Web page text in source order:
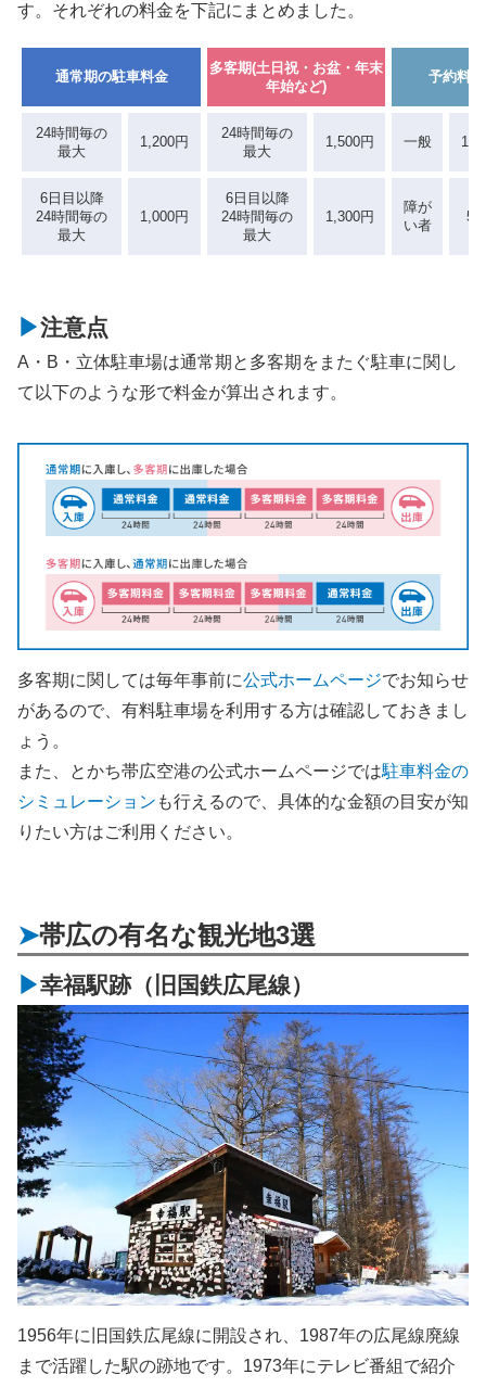
す。それぞれの料金を下記にまとめました。
通常期の駐車料金
多客期(土日祝・お盆・年末
年始など)
予約料金
24時間毎の
最大
1,200円
24時間毎の
最大
1,500円 一般
6日目以降
24時間毎の
最大
1,000円
6日目以降
24時間毎の
最大
1,300円
障が
い者
注意点
A・B・立体駐車場は通常期と多客期をまたぐ駐車に関し
て以下のような形で料金が算出されます。
多客期に関しては毎年事前に公式ホームページでお知らせ
があるので、有料駐車場を利用する方は確認しておきまし
ょう。
また、とかち帯広空港の公式ホームページでは駐車料金の
シミュレーション も行えるので、具体的な金額の目安が知
りたい方はご利用ください。
帯広の有名な観光地3選
幸福駅跡（旧国鉄広尾線）
1956年に旧国鉄広尾線に開設され、1987年の広尾線廃線
まで活躍した駅の跡地です。1973年にテレビ番組で紹介